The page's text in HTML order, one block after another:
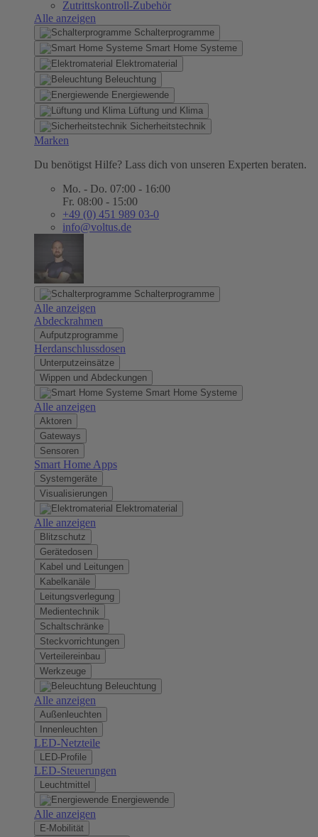
Zutrittskontroll-Zubehör
Alle anzeigen
Schalterprogramme
Smart Home Systeme
Elektromaterial
Beleuchtung
Energiewende
Lüftung und Klima
Sicherheitstechnik
Marken
Du benötigst Hilfe? Lass dich von unseren Experten beraten.
Mo. - Do. 07:00 - 16:00
Fr. 08:00 - 15:00
+49 (0) 451 989 03-0
info@voltus.de
Schalterprogramme
Alle anzeigen
Abdeckrahmen
Aufputzprogramme
Herdanschlussdosen
Unterputzeinsätze
Wippen und Abdeckungen
Smart Home Systeme
Alle anzeigen
Aktoren
Gateways
Sensoren
Smart Home Apps
Systemgeräte
Visualisierungen
Elektromaterial
Alle anzeigen
Blitzschutz
Gerätedosen
Kabel und Leitungen
Kabelkanäle
Leitungsverlegung
Medientechnik
Schaltschränke
Steckvorrichtungen
Verteilereinbau
Werkzeuge
Beleuchtung
Alle anzeigen
Außenleuchten
Innenleuchten
LED-Netzteile
LED-Profile
LED-Steuerungen
Leuchtmittel
Energiewende
Alle anzeigen
E-Mobilität